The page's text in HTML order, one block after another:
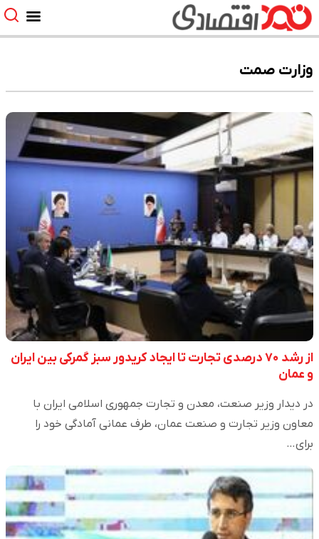
وزارت صمت
از رشد ۷۰ درصدی تجارت تا ایجاد کریدور سبز گمرکی بین ایران
و عمان
در دیدار وزیر صنعت، معدن و تجارت جمهوری اسلامی ایران با
معاون وزیر تجارت و صنعت عمان، طرف عمانی آمادگی خود را
برای…